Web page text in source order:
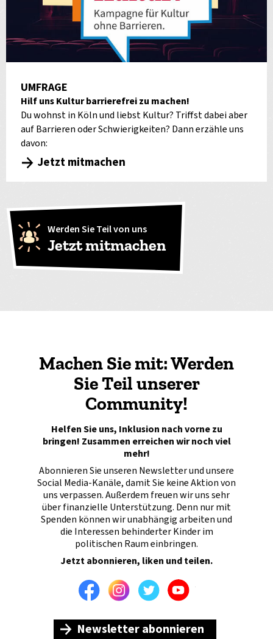
UMFRAGE
Hilf uns Kultur barrierefrei zu machen!
Du wohnst in Köln und liebst Kultur? Triffst dabei aber
auf Barrieren oder Schwierigkeiten? Dann erzähle uns
davon:
Jetzt mitmachen
Werden Sie Teil von uns
Jetzt mitmachen
Machen Sie mit: Werden
Sie Teil unserer
Community!
Helfen Sie uns, Inklusion nach vorne zu
bringen! Zusammen erreichen wir noch viel
mehr!
Abonnieren Sie unseren Newsletter und unsere
Social Media-Kanäle, damit Sie keine Aktion von
uns verpassen. Außerdem freuen wir uns sehr
über finanzielle Unterstützung. Denn nur mit
Spenden können wir unabhängig arbeiten und
die Interessen behinderter Kinder im
politischen Raum einbringen.
Jetzt abonnieren, liken und teilen.
FacebookInstagramTwitterYoutube
Newsletter abonnieren